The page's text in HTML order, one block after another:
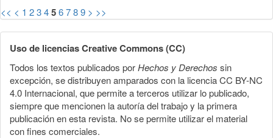
<< < 1 23456789 > >>
Uso de licencias Creative Commons (CC)
Todos los textos publicados porHechos y Derechos sin
excepción, se distribuyen amparados con la licencia CC BY-NC
4.0 Internacional, que permite a terceros utilizar lo publicado,
siempre que mencionen la autoría del trabajo y la primera
publicación en esta revista. No se permite utilizar el material
con fines comerciales.